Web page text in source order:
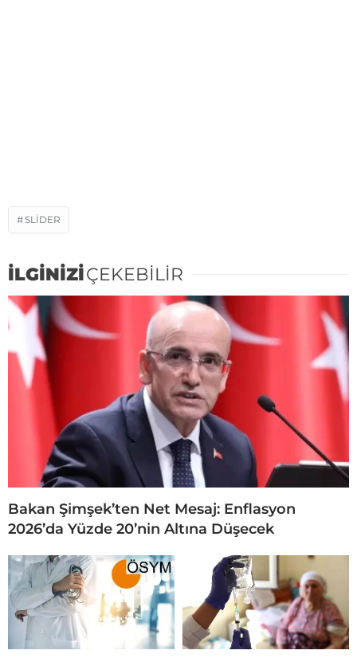
SLIDER
İLGİNİZİÇEKEBİLİR
Bakan Şimşek’ten Net Mesaj: Enflasyon
2026’da Yüzde 20’nin Altına Düşecek